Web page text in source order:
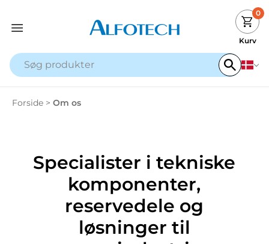
0
Kurv
Forside > Om os
Specialister i tekniske
komponenter,
reservedele og
løsninger til